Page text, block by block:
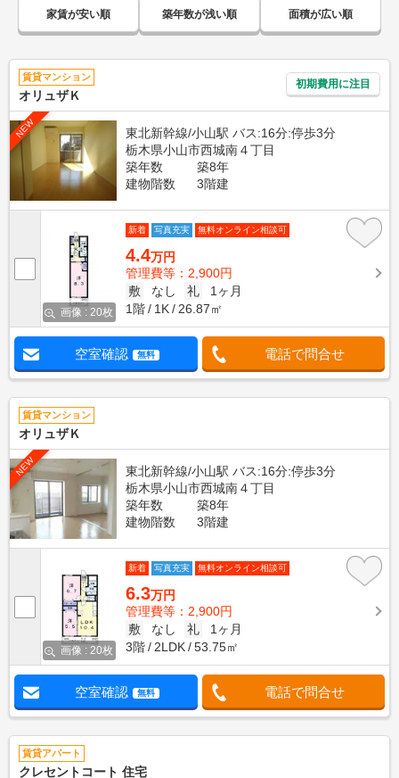
家賃が安い順 築年数が浅い順 面積が広い順
賃貸マンション
オリュザＫ
初期費用に注目
NEW
東北新幹線/小山駅 バス:16分:停歩3分
栃木県小山市西城南４丁目
築年数
築8年
建物階数
3階建
画像 : 20枚
新着 写真充実 無料オンライン相談可
4.4万円
管理費等：2,900円
敷
なし 礼
1ヶ月
1階
1K 26.87㎡
空室確認 無料 電話で問合せ
賃貸マンション
オリュザＫ
NEW
東北新幹線/小山駅 バス:16分:停歩3分
栃木県小山市西城南４丁目
築年数
築8年
建物階数
3階建
画像 : 20枚
新着 写真充実 無料オンライン相談可
6.3万円
管理費等：2,900円
敷
なし 礼
1ヶ月
3階
2LDK 53.75㎡
空室確認 無料 電話で問合せ
賃貸アパート
クレセントコート 住宅